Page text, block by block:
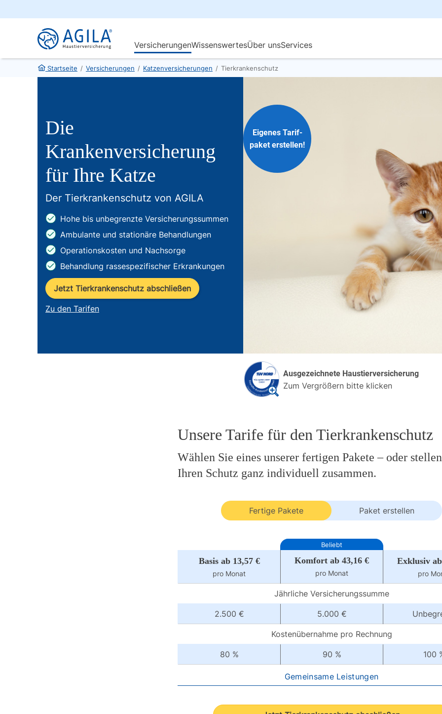
Startseite / Versicherungen / Katzenversicherungen / Tierkrankenschutz
Die
Krankenversicherung
für Ihre Katze
Der Tierkrankenschutz von AGILA
Hohe bis unbegrenzte Versicherungssummen
Ambulante und stationäre Behandlungen
Operationskosten und Nachsorge
Behandlung rassespezifischer Erkrankungen
Jetzt Tierkrankenschutz abschließen
Zu den Tarifen
Eigenes Tarif-
paket erstellen!
Ausgezeichnete Haustierversicherung
Zum Vergrößern bitte klicken
Unsere Tarife für den Tierkrankenschutz
Wählen Sie eines unserer fertigen Pakete – oder
Ihren Schutz ganz individuell zusammen.
Fertige Pakete Paket erstellen
Basis ab 13,57 €
pro Monat
Beliebt
Komfort ab 43,16 €
pro Monat
Exklusiv
pro
Jährliche Versicherungssumme
2.500 € 5.000 €
Kostenübernahme pro Rechnung
80 % 90 % 100
Gemeinsame Leistungen